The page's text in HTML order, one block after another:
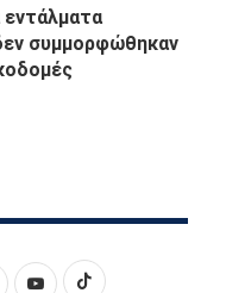
συμμορφώθηκαν